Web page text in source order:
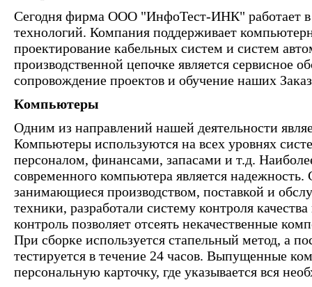
Сегодня фирма ООО "ИнфоТест-ИНК" работает
технологий. Компания поддерживает
проектирование кабельных систем и систем
производственной цепочке является сервисное
сопровождение проектов и обучение наших
Компьютеры
Одним из направлений нашей деятельности
Компьютеры используются на всех уровнях
персоналом, финансами, запасами и т.д.
современного компьютера является
занимающиеся производством, поставкой и
техники, разработали систему контроля
контроль позволяет отсеять некачественные
При сборке используется стапельный метод, а
тестируется в течение 24 часов. Выпущенные
персональную карточку, где указывается вся